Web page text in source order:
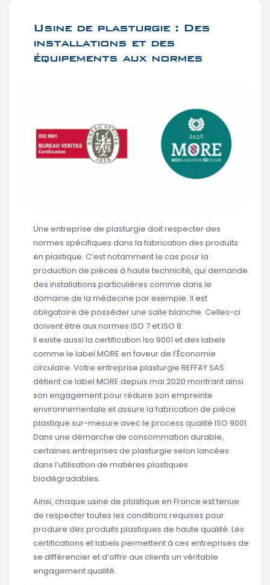
Usine de plasturgie : Des
installations et des
équipements aux normes
Une entreprise de plasturgie doit respecter des
normes spécifiques dans la fabrication des produits
en plastique. C’est notamment le cas pour la
production de pièces à haute technicité, qui demande
des installations particulières comme dans le
domaine de la médecine par exemple. Il est
obligatoire de posséder une salle blanche. Celles-ci
doivent être aux normes ISO 7 et ISO 8.
Il existe aussi la certification Iso 9001 et des labels
comme le label MORE en faveur de l’Économie
circulaire. Votre entreprise plasturgie REFFAY SAS
détient ce label MORE depuis mai 2020 montrant ainsi
son engagement pour réduire son empreinte
environnementale et assure la fabrication de pièce
plastique sur-mesure avec le process qualité ISO 9001.
Dans une démarche de consommation durable,
certaines entreprises de plasturgie selon lancées
dans l’utilisation de matières plastiques
biodégradables.
Ainsi, chaque usine de plastique en France est tenue
de respecter toutes les conditions requises pour
produire des produits plastiques de haute qualité. Les
certifications et labels permettent à ces entreprises de
se différencier et d’offrir aux clients un véritable
engagement qualité.